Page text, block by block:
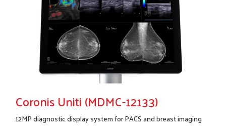
Coronis Uniti (MDMC-12133)
12MP diagnostic display system for PACS and breast imaging